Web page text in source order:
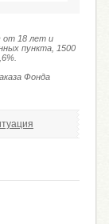
от 18 лет и
пункта, 1500
Фонда